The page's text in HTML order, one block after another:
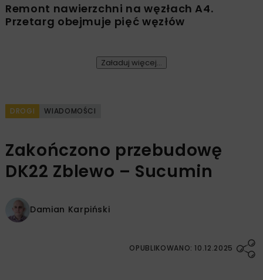
Remont nawierzchni na węzłach A4.
Przetarg obejmuje pięć węzłów
Załaduj więcej...
DROGI WIADOMOŚCI
Zakończono przebudowę
DK22 Zblewo – Sucumin
Damian Karpiński
OPUBLIKOWANO: 10.12.2025